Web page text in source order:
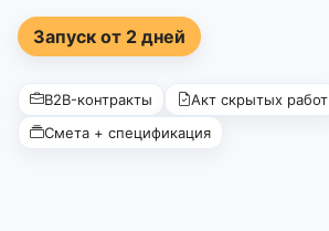
Запуск от 2 дней
B2B-контракты
Акт скрытых работ
Смета + спецификация